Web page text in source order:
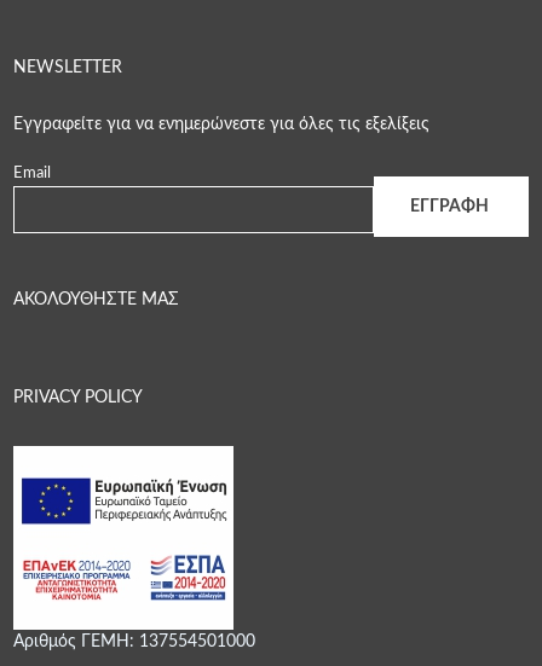
NEWSLETTER
Εγγραφείτε για να ενημερώνεστε για όλες τις εξελίξεις
Email
ΑΚΟΛΟΥΘΗΣΤΕ ΜΑΣ
PRIVACY POLICY
Αριθμός ΓΕΜΗ: 137554501000